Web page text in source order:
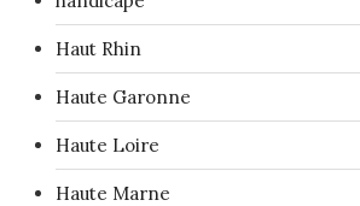
Haut Rhin
Haute Garonne
Haute Loire
Haute Marne